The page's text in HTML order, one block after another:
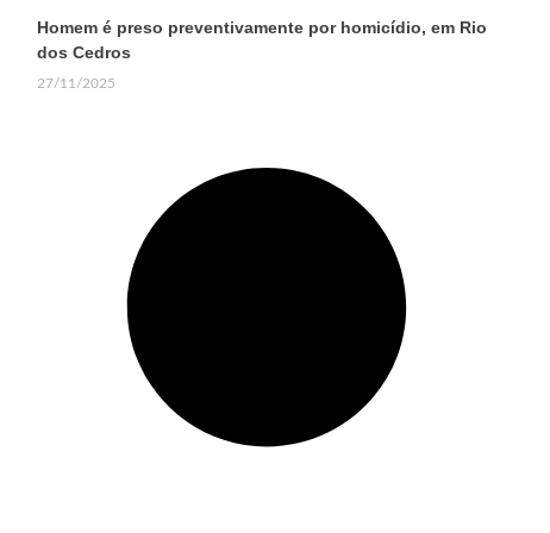
Homem é preso preventivamente por homicídio, em Rio
dos Cedros
27/11/2025